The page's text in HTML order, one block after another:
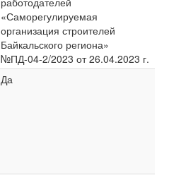
«Саморегулируемая
организация строителей
Байкальского региона»
№ПД-04-2/2023 от 26.04.2023 г.
Да